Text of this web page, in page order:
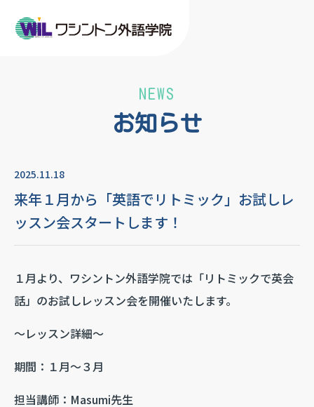
お知らせ
NEWS
2025.11.18
来年１月から「英語でリトミック」お試しレ
ッスン会スタートします！
１月より、ワシントン外語学院では「リトミックで英会
話」のお試しレッスン会を開催いたします。
～レッスン詳細～
期間：１月～３月
担当講師：Masumi先生